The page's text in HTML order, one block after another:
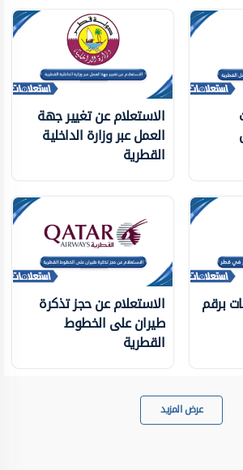
الاستعلام عن تغيير جهة
العمل عبر وزارة الداخلية
القطرية
برقم الاستعلام عن حجز تذكرة
طيران على الخطوط
القطرية
عرض المزيد